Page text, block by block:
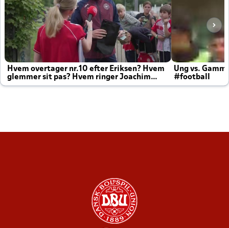
Hvem overtager nr.10 efter Eriksen? Hvem
glemmer sit pas? Hvem ringer Joachim
altid til efter kampe?
Ung vs.
#football